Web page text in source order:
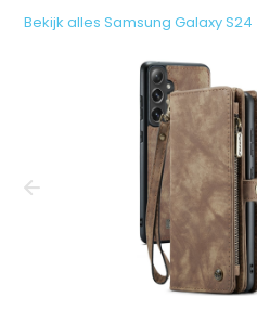
Bekijk alles Samsung Galaxy S24